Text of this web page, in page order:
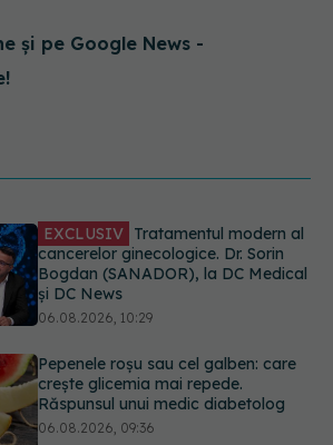
și pe Google News -
Pepenele roșu sau cel galben: care
crește glicemia mai repede.
Răspunsul unui medic diabetolog
06.08.2026, 09:36
Adevărul despre tratamentul cu
doze mari de Vitamina D în cancerul
colorectal
06.08.2026, 08:06